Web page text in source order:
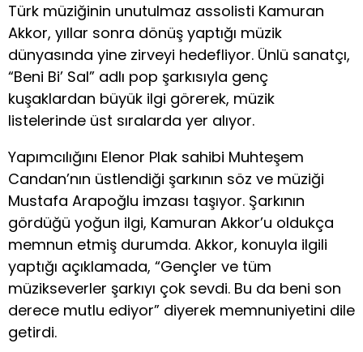
Türk müziğinin unutulmaz assolisti Kamuran
Akkor, yıllar sonra dönüş yaptığı müzik
dünyasında yine zirveyi hedefliyor. Ünlü sanatçı,
“Beni Bi’ Sal” adlı pop şarkısıyla genç
kuşaklardan büyük ilgi görerek, müzik
listelerinde üst sıralarda yer alıyor.
Yapımcılığını Elenor Plak sahibi Muhteşem
Candan’nın üstlendiği şarkının söz ve müziği
Mustafa Arapoğlu imzası taşıyor. Şarkının
gördüğü yoğun ilgi, Kamuran Akkor’u oldukça
memnun etmiş durumda. Akkor, konuyla ilgili
yaptığı açıklamada, “Gençler ve tüm
müzikseverler şarkıyı çok sevdi. Bu da beni son
derece mutlu ediyor” diyerek memnuniyetini dile
getirdi.